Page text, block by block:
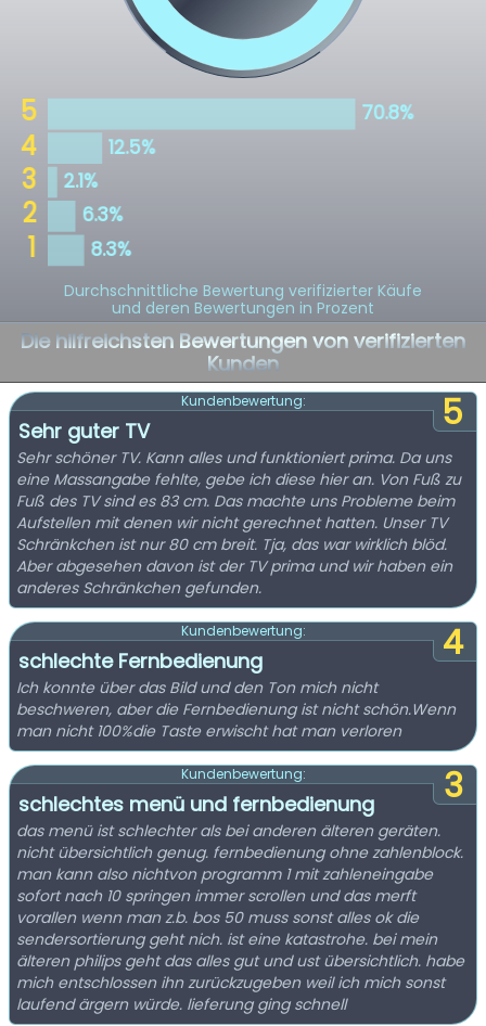
Durchschnittliche Bewertung verifizierter Käufe
und deren Bewertungen in Prozent
Die hilfreichsten Bewertungen von verifizierten
Kunden
5
Kundenbewertung:
Sehr guter TV
Sehr schöner TV. Kann alles und funktioniert prima. Da uns
eine Massangabe fehlte, gebe ich diese hier an. Von Fuß zu
Fuß des TV sind es 83 cm. Das machte uns Probleme beim
Aufstellen mit denen wir nicht gerechnet hatten. Unser TV
Schränkchen ist nur 80 cm breit. Tja, das war wirklich blöd.
Aber abgesehen davon ist der TV prima und wir haben ein
anderes Schränkchen gefunden.
4
Kundenbewertung:
schlechte Fernbedienung
Ich konnte über das Bild und den Ton mich nicht
beschweren, aber die Fernbedienung ist nicht schön.Wenn
man nicht 100%die Taste erwischt hat man verloren
3
Kundenbewertung:
schlechtes menü und fernbedienung
das menü ist schlechter als bei anderen älteren geräten.
nicht übersichtlich genug. fernbedienung ohne zahlenblock.
man kann also nichtvon programm 1 mit zahleneingabe
sofort nach 10 springen immer scrollen und das merft
vorallen wenn man z.b. bos 50 muss sonst alles ok die
sendersortierung geht nich. ist eine katastrohe. bei mein
älteren philips geht das alles gut und ust übersichtlich. habe
mich entschlossen ihn zurückzugeben weil ich mich sonst
laufend ärgern würde. lieferung ging schnell